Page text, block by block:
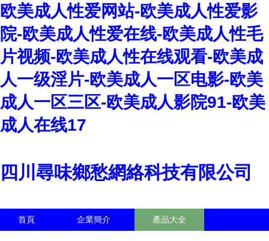
欧美成人性爱网站-欧美成人性爱影
院-欧美成人性爱在线-欧美成人性毛
片视频-欧美成人性在线观看-欧美成
人一级淫片-欧美成人一区电影-欧美
成人一区三区-欧美成人影院91-欧美
成人在线17
四川尋味鄉愁網絡科技有限公司
首頁 企業簡介 產品大全